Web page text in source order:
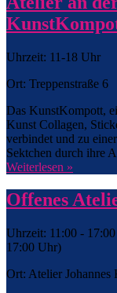
Uhrzeit: 11-18 Uhr
Ort: Treppenstraße 6
Das KunstKompott,
Kunst Collagen,
verbindet und zu
Sektchen durch ihre
Weiterlesen »
Offenes
Uhrzeit: 11:00 -
17:00 Uhr)
Ort: Atelier Johannes